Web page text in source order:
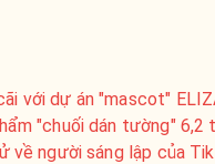
với dự án "mascot"
"chuối dán tường" 6,2
về người sáng lập của